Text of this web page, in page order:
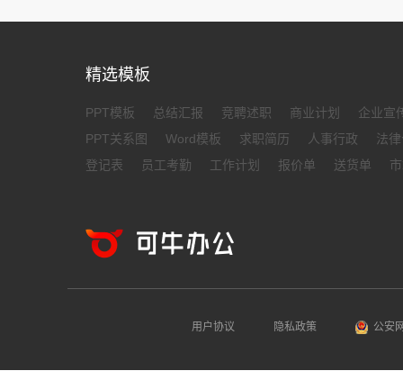
精选模板
PPT模板 总结汇报 竞聘述职 商业计划
企业宣
PPT关系图
Word模板 求职简历 人事行政
法
登记表
员工考勤 工作计划 报价单 送货单
用户协议 隐私政策 公安